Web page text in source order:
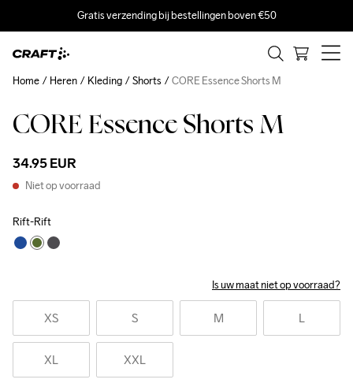
Gratis verzending bij bestellingen boven €50
CORE Essence Shorts M
34.95 EUR
Niet op voorraad
Rift-Rift
Is uw maat niet op voorraad?
XS S M L
XL XXL
Home Heren Kleding Shorts CORE Essence Shorts M